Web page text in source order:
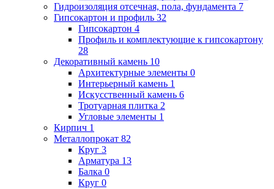
Гидроизоляция отсечная, пола, фундамента 7
Гипсокартон и профиль 32
Гипсокартон 4
Профиль и комплектующие к гипсокартону
28
Декоративный камень 10
Архитектурные элементы 0
Интерьерный камень 1
Искусственный камень 6
Тротуарная плитка 2
Угловые элементы 1
Кирпич 1
Металлопрокат 82
Круг 3
Арматура 13
Балка 0
Круг 0